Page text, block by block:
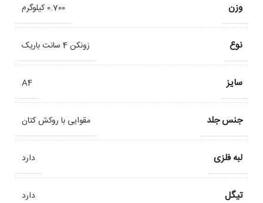
وزن 0.700 کیلوگرم
نوع زونکن 4 سانت باریک
سایز A4
جنس جلد مقوایی با روکش کتان
لبه فلزی دارد
تیگل دارد